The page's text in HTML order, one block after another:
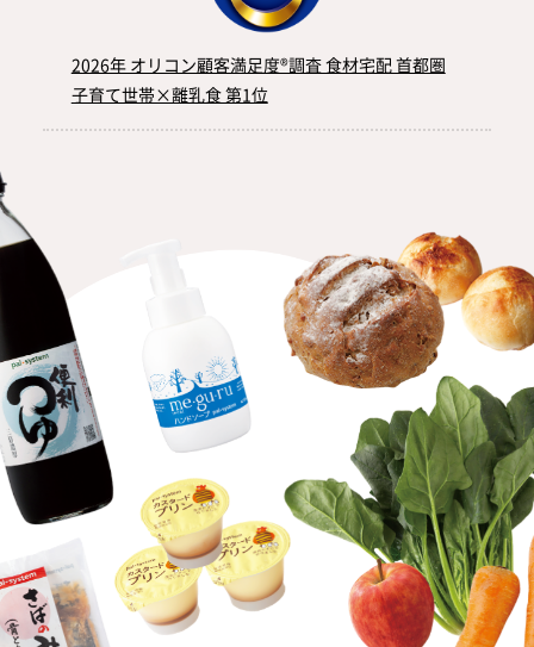
2026年 オリコン顧客満足度®調査 食材宅配 首都圏
子育て世帯×離乳食 第1位